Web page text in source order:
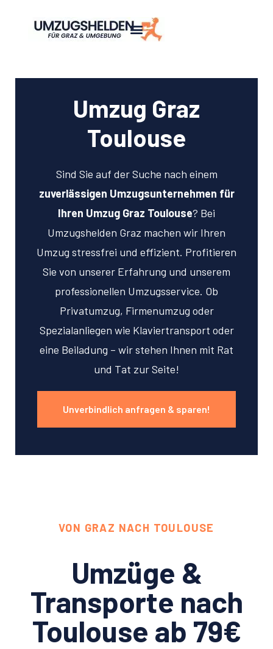
Umzug Graz
Toulouse
Sind Sie auf der Suche nach einem
zuverlässigen Umzugsunternehmen für
Ihren Umzug Graz Toulouse? Bei
Umzugshelden Graz machen wir Ihren
Umzug stressfrei und effizient. Profitieren
Sie von unserer Erfahrung und unserem
professionellen Umzugsservice. Ob
Privatumzug, Firmenumzug oder
Spezialanliegen wie Klaviertransport oder
eine Beiladung – wir stehen Ihnen mit Rat
und Tat zur Seite!
Unverbindlich anfragen & sparen!
VON GRAZ NACH TOULOUSE
Umzüge &
Transporte nach
Toulouse ab 79€